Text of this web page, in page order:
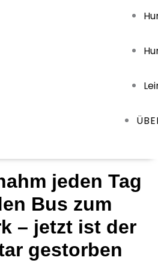
jeden Tag
Bus zum
– jetzt ist der
gestorben